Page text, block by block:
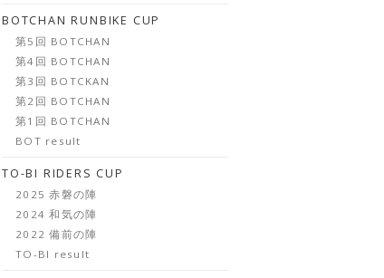
BOTCHAN RUNBIKE CUP
第5回 BOTCHAN
第4回 BOTCHAN
第3回 BOTCKAN
第2回 BOTCHAN
第1回 BOTCHAN
BOT result
TO-BI RIDERS CUP
2025 赤磐の陣
2024 和気の陣
2022 備前の陣
TO-BI result